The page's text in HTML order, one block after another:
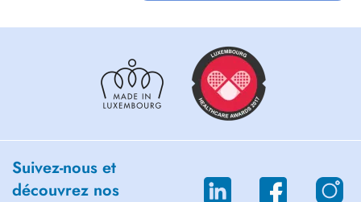
Suivez-nous et
découvrez nos